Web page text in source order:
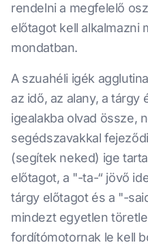
rendelni a megfelelő
előtagot kell alkalmazni
mondatban.
A szuahéli igék
az idő, az alany, a tárgy
igealakba olvad össze,
segédszavakkal
(segítek neked) ige
előtagot, a "-ta-“ jövő
tárgy előtagot és a "-
mindezt egyetlen
fordítómotornak le kell